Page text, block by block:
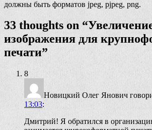
должны быть форматов jpeg, pjpeg, png.
33 thoughts on “
изображения для
печати”
8
Новицкий Олег Янович
13:03:
Дмитрий! Я обратился в